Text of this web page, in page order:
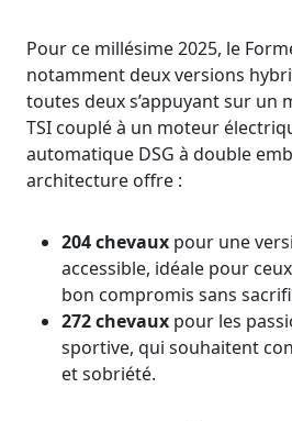
Pour ce millésime 2025, le
notamment deux versions
toutes deux s’appuyant sur un
TSI couplé à un moteur
automatique DSG à double
architecture offre :
204 chevaux pour une
accessible, idéale pour
bon compromis sans
272 chevaux pour les
sportive, qui souhaitent
et sobriété.